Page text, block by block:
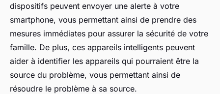
dispositifs peuvent envoyer une alerte à votre
smartphone, vous permettant ainsi de prendre des
mesures immédiates pour assurer la sécurité de votre
famille. De plus, ces appareils intelligents peuvent
aider à identifier les appareils qui pourraient être la
source du problème, vous permettant ainsi de
résoudre le problème à sa source.